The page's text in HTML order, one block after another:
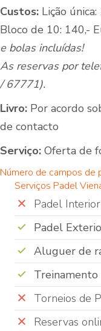
Custos: Lição
Bloco de 10: 140,-
e bolas incluídas!
As reservas por
/ 67771).
Livro: Por acordo
de contacto
Serviço: Oferta de
Número de campos de
Serviços Padel
Padel Interior
Padel
Aluguer de
Torneios de
Reservas